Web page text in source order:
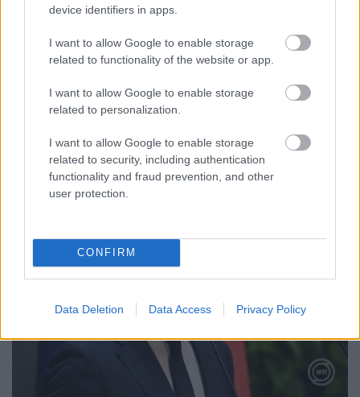
device identifiers in apps.
I want to allow Google to enable storage
related to functionality of the website or app.
I want to allow Google to enable storage
related to personalization.
I want to allow Google to enable storage
related to security, including authentication
functionality and fraud prevention, and other
user protection.
CONFIRM
Data Deletion Data Access Privacy Policy
PERL, VÁRADI ÉS TANOH DEZ IS OTT VAN A FÉRFI
KOSÁRLABDA-VÁLOGATOTT SZŰKÍTETT
KERETÉBEN
Észtország, Szlovénia és Svédország következik.